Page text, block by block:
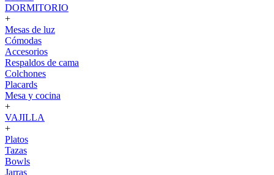
DORMITORIO
+
Mesas de luz
Cómodas
Accesorios
Respaldos de cama
Colchones
Placards
Mesa y cocina
+
VAJILLA
+
Platos
Tazas
Bowls
Jarras